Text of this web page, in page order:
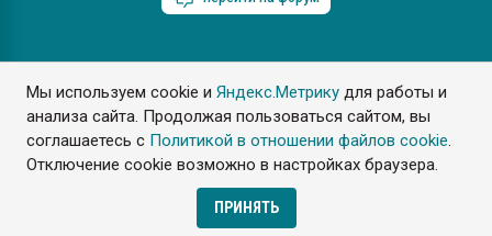
Мы используем cookie иЯндекс.Метрику для работы и
анализа сайта. Продолжая пользоваться сайтом, вы
соглашаетесь с Политикой в отношении файлов cookie.
Отключение cookie возможно в настройках браузера.
ПРИНЯТЬ
ПластЭксперт © 2006. Все права защищены
Разрешается копирование материалов сайта с обязательной
ссылкой на www.e-plastic.ru
Разработка сайта